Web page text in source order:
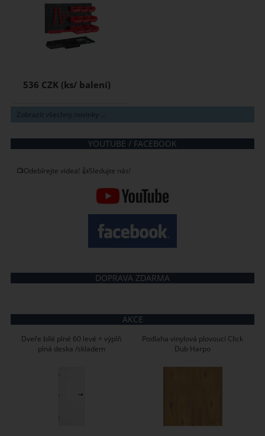
536 CZK
Zobrazit všechny novinky ...
YOUTUBE / FACEBOOK
📺Odebírejte videa! 👍Sledujte nás!
DOPRAVA ZDARMA
AKCE
Dveře bílé plné 60 levé + výplň
plná deska /skladem
Podlaha vinylová plovoucí Click
Dub Harpo